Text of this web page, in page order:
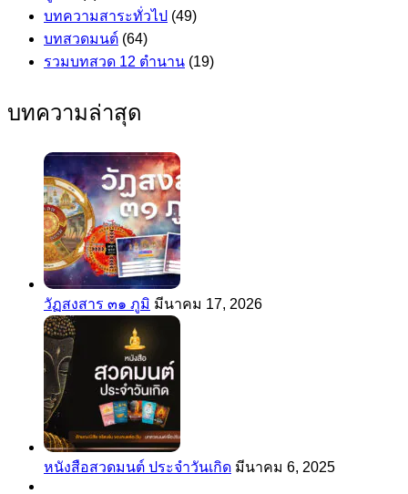
บทความสาระทั่วไป (49)
บทสวดมนต์ (64)
รวมบทสวด 12 ตำนาน (19)
บทความล่าสุด
วัฏสงสาร ๓๑ ภูมิ มีนาคม 17, 2026
หนังสือสวดมนต์ ประจำวันเกิด มีนาคม 6, 2025